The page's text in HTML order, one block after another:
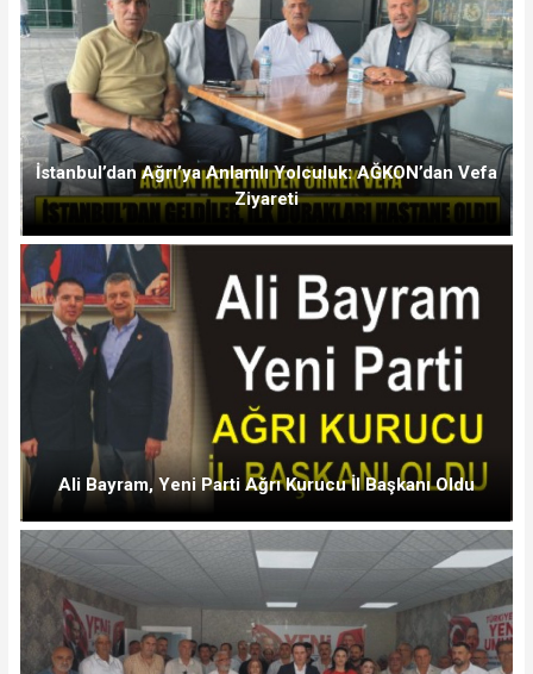
İstanbul’dan Ağrı’ya Anlamlı Yolculuk: AĞKON’dan Vefa
Ziyareti
Ali Bayram, Yeni Parti Ağrı Kurucu İl Başkanı Oldu